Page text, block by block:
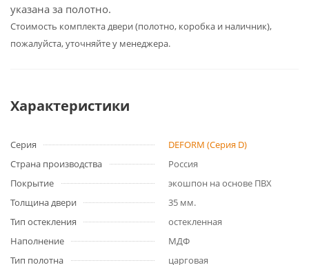
указана за полотно.
Cтоимость комплекта двери (полотно, коробка и наличник),
пожалуйста, уточняйте у менеджера.
Характеристики
Серия
DEFORM (Серия D)
Страна производства
Россия
Покрытие
экошпон на основе ПВХ
Толщина двери
35 мм.
Тип остекления
остекленная
Наполнение
МДФ
Тип полотна
царговая